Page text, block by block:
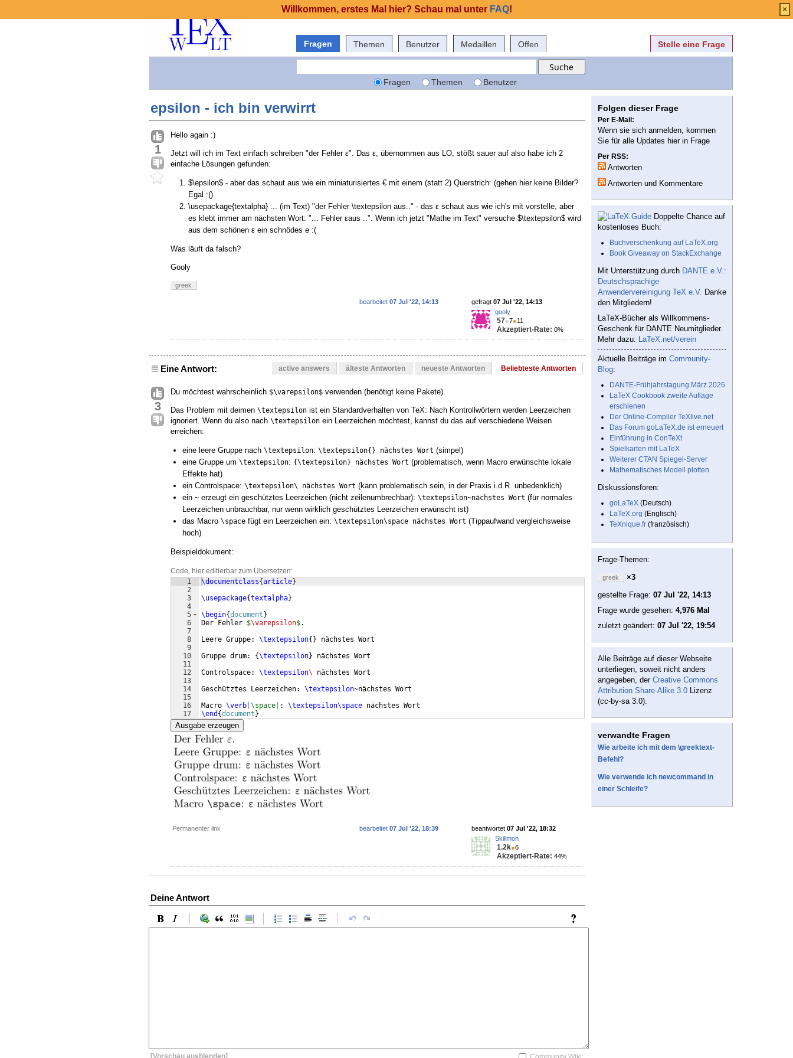
Fragen Themen Benutzer Medaillen Offen Stelle eine Frage
Fragen Themen Benutzer
epsilon - ich bin verwirrt
1
Hello again :)
Jetzt will ich im Text einfach schreiben "der Fehler ε". Das ε, übernommen aus LO, stößt sauer auf also habe ich 2
einfache Lösungen gefunden:
$\epsilon$ - aber das schaut aus wie ein miniaturisiertes € mit einem (statt 2) Querstrich: (gehen hier keine Bilder?
Egal :()
\usepackage{textalpha} ... (im Text) "der Fehler \textepsilon aus.." - das ε schaut aus wie ich's mit vorstelle, aber
es klebt immer am nächsten Wort: "... Fehler εaus ..". Wenn ich jetzt "Mathe im Text" versuche $\textepsilon$ wird
aus dem schönen ε ein schnödes e :(
Was läuft da falsch?
Gooly
greek
gefragt 07 Jul '22, 14:13
gooly
57●7●11
Akzeptiert-Rate: 0%
bearbeitet 07 Jul '22, 14:13
Eine Antwort: active answers älteste Antworten neueste Antworten Beliebteste Antworten
3
Du möchtest wahrscheinlich $\varepsilon$ verwenden (benötigt keine Pakete).
Das Problem mit deimen \textepsilon ist ein Standardverhalten von TeX: Nach Kontrollwörtern werden Leerzeichen
ignoriert. Wenn du also nach \textepsilon ein Leerzeichen möchtest, kannst du das auf verschiedene Weisen
erreichen:
eine leere Gruppe nach \textepsilon: \textepsilon{} nächstes Wort (simpel)
eine Gruppe um \textepsilon: {\textepsilon} nächstes Wort (problematisch, wenn Macro erwünschte lokale
Effekte hat)
ein Controlspace: \textepsilon\ nächstes Wort (kann problematisch sein, in der Praxis i.d.R. unbedenklich)
ein ~ erzeugt ein geschütztes Leerzeichen (nicht zeilenumbrechbar): \textepsilon~nächstes Wort (für normales
Leerzeichen unbrauchbar, nur wenn wirklich geschütztes Leerzeichen erwünscht ist)
das Macro \space fügt ein Leerzeichen ein: \textepsilon\space nächstes Wort (Tippaufwand vergleichsweise
hoch)
Beispieldokument:
Code, hier editierbar zum Übersetzen:
1
2
3
4
5
6
7
8
9
10
11
12
13
14
15
16
17
\documentclass{article}
\usepackage{textalpha}
\begin{document }
Der Fehler $\varepsilon$.
Leere Gruppe: \textepsilon{ } nächstes Wort
Gruppe drum: {\textepsilon} nächstes Wort
Controlspace: \textepsilon\ nächstes Wort
Geschütztes Leerzeichen: \textepsilon~nächstes Wort
Macro \verb \space : \textepsilon\space nächstes Wort
\end {document }
Ausgabe erzeugen
Permanenter link beantwortet 07 Jul '22, 18:32
Skillmon
1.2k●6
Akzeptiert-Rate: 44%
bearbeitet 07 Jul '22, 18:39
Deine Antwort
Folgen dieser Frage
Per E-Mail:
Wenn sie sich anmelden, kommen
Sie für alle Updates hier in Frage
Per RSS:
Antworten
Antworten und Kommentare
Doppelte Chance auf
kostenloses Buch:
Buchverschenkung auf LaTeX.org
Book Giveaway on StackExchange
Mit Unterstützung durch DANTE e.V.:
Deutschsprachige
Anwendervereinigung TeX e.V. Danke
den Mitgliedern!
LaTeX-Bücher als Willkommens-
Geschenk für DANTE Neumitglieder.
Mehr dazu: LaTeX.net/verein
Aktuelle Beiträge im Community-
Blog:
DANTE-Frühjahrstagung März 2026
LaTeX Cookbook zweite Auflage
erschienen
Der Online-Compiler TeXlive.net
Das Forum goLaTeX.de ist erneuert
Einführung in ConTeXt
Spielkarten mit LaTeX
Weiterer CTAN Spiegel-Server
Mathematisches Modell plotten
Diskussionsforen:
goLaTeX (Deutsch)
LaTeX.org (Englisch)
TeXnique.fr (französisch)
Frage-Themen:
greek
×3
gestellte Frage: 07 Jul '22, 14:13
Frage wurde gesehen: 4,976 Mal
zuletzt geändert: 07 Jul '22, 19:54
Alle Beiträge auf dieser Webseite
unterliegen, soweit nicht anders
angegeben, der Creative Commons
Attribution Share-Alike 3.0 Lizenz
(cc-by-sa 3.0).
verwandte Fragen
Wie arbeite ich mit dem \greektext-
Befehl?
Wie verwende ich newcommand in
einer Schleife?
Willkommen, erstes Mal hier? Schau mal unter FAQ! ×